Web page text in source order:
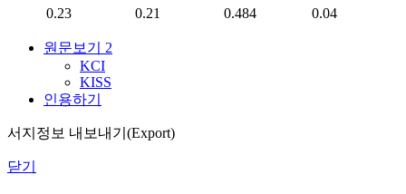
0.23 0.21 0.484 0.04
원문보기 2
KCI
KISS
인용하기
서지정보 내보내기(Export)
닫기